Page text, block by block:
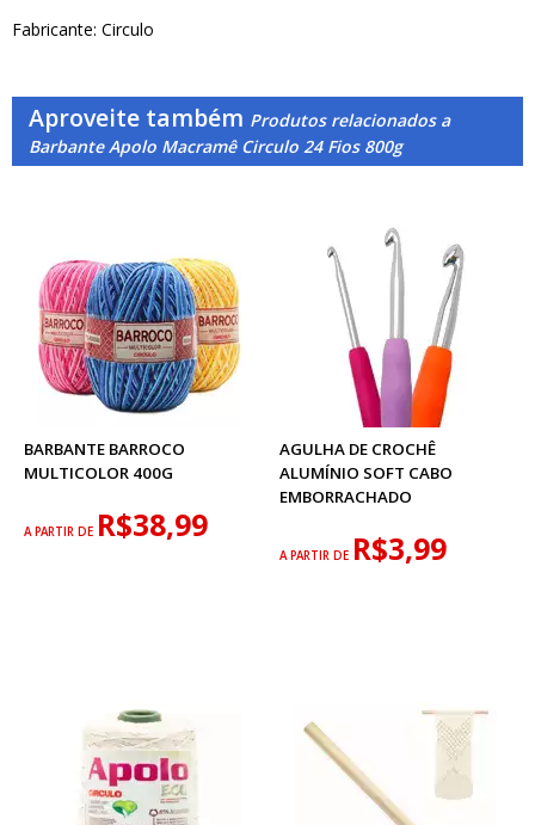
Fabricante: Circulo
Aproveite também Produtos relacionados a
Barbante Apolo Macramê Circulo 24 Fios 800g
BARBANTE BARROCO
MULTICOLOR 400G
A PARTIR DE R$38,99
AGULHA DE CROCHÊ
ALUMÍNIO SOFT CABO
EMBORRACHADO
A PARTIR DE R$3,99